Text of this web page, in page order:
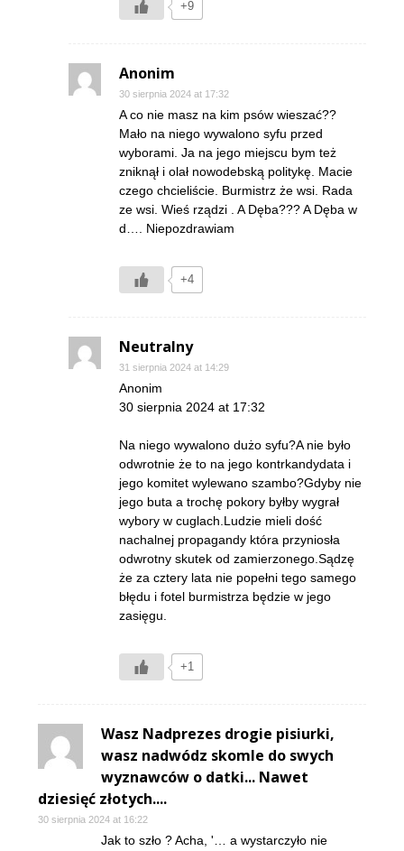
+9
Anonim
30 sierpnia 2024 at 17:32
A co nie masz na kim psów wieszać??
Mało na niego wywalono syfu przed
wyborami. Ja na jego miejscu bym też
zniknął i olał nowodebską politykę. Macie
czego chcieliście. Burmistrz że wsi. Rada
ze wsi. Wieś rządzi . A Dęba??? A Dęba w
d…. Niepozdrawiam
+4
Neutralny
31 sierpnia 2024 at 14:29
Anonim
30 sierpnia 2024 at 17:32
Na niego wywalono dużo syfu?A nie było
odwrotnie że to na jego kontrkandydata i
jego komitet wylewano szambo?Gdyby nie
jego buta a trochę pokory byłby wygrał
wybory w cuglach.Ludzie mieli dość
nachalnej propagandy która przyniosła
odwrotny skutek od zamierzonego.Sądzę
że za cztery lata nie popełni tego samego
błędu i fotel burmistrza będzie w jego
zasięgu.
+1
Wasz Nadprezes drogie pisiurki,
wasz nadwódz skomle do swych
wyznawców o datki... Nawet
dziesięć złotych....
30 sierpnia 2024 at 16:22
Jak to szło ? Acha, '… a wystarczyło nie